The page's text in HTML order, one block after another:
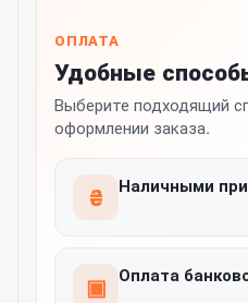
ОПЛАТА
Удобные
Выберите подходящий
оформлении заказа.
₴ Наличными
▣ Оплата